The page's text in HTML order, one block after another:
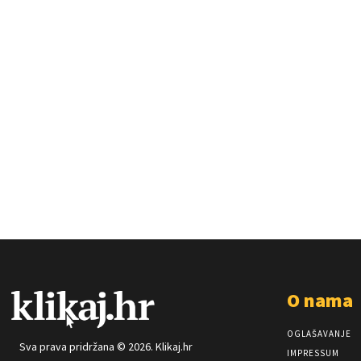
Sva prava pridržana © 2026. Klikaj.hr
O nama
OGLAŠAVANJE
IMPRESSUM